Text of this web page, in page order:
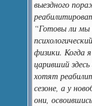
выездного
“Готовы ли мы
физики. Когда
царивший
хотят
сезоне, а у
они,